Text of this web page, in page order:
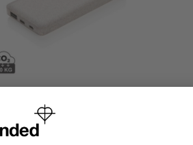
Vetestrå 10.000 mAh
powerbank